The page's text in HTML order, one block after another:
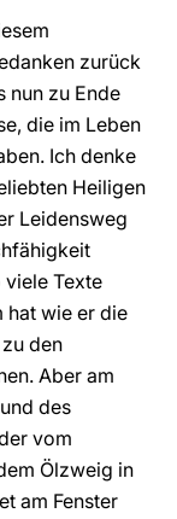
zurück
nun zu Ende
die im Leben
Ich denke
Heiligen
Leidensweg
viele Texte
hat wie er die
den
Aber am
des
vom
Ölzweig in
am Fenster